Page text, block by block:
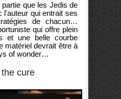
que les Jedis de
qui entrait ses
de chacun…
qui offre plein
et une belle courbe
matériel devrait être à
of wonder…
cure